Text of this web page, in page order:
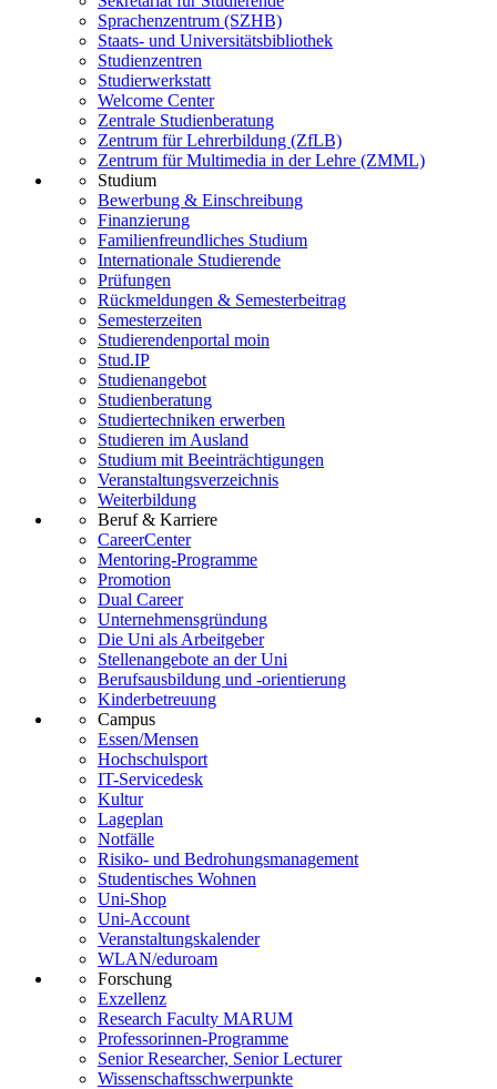
Sprachenzentrum (SZHB)
Staats- und Universitätsbibliothek
Studienzentren
Studierwerkstatt
Welcome Center
Zentrale Studienberatung
Zentrum für Lehrerbildung (ZfLB)
Zentrum für Multimedia in der Lehre (ZMML)
Studium
Bewerbung & Einschreibung
Finanzierung
Familienfreundliches Studium
Internationale Studierende
Prüfungen
Rückmeldungen & Semesterbeitrag
Semesterzeiten
Studierendenportal moin
Stud.IP
Studienangebot
Studienberatung
Studiertechniken erwerben
Studieren im Ausland
Studium mit Beeinträchtigungen
Veranstaltungsverzeichnis
Weiterbildung
Beruf & Karriere
CareerCenter
Mentoring-Programme
Promotion
Dual Career
Unternehmensgründung
Die Uni als Arbeitgeber
Stellenangebote an der Uni
Berufsausbildung und -orientierung
Kinderbetreuung
Campus
Essen/Mensen
Hochschulsport
IT-Servicedesk
Kultur
Lageplan
Notfälle
Risiko- und Bedrohungsmanagement
Studentisches Wohnen
Uni-Shop
Uni-Account
Veranstaltungskalender
WLAN/eduroam
Forschung
Exzellenz
Research Faculty MARUM
Professorinnen-Programme
Senior Researcher, Senior Lecturer
Wissenschaftsschwerpunkte